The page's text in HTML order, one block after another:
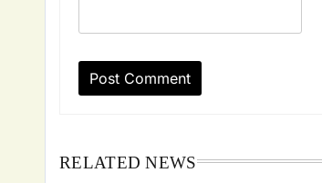
RELATED NEWS